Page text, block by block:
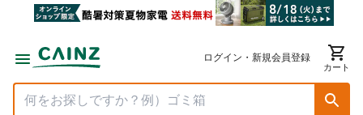
ログイン・新規会員登録
カート